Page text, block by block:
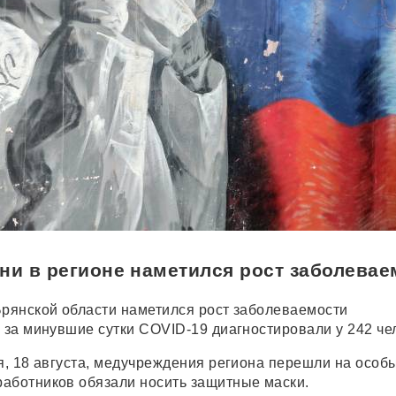
в регионе наметился рост
области наметился рост заболеваемости
минувшие сутки COVID-19 диагностировали у 242
18 августа, медучреждения региона перешли на
обязали носить защитные маски.